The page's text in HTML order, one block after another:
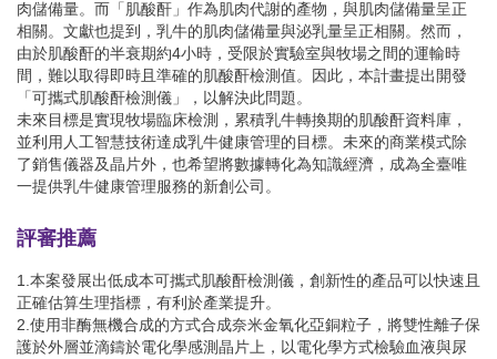
肉儲備量。而「肌酸酐」作為肌肉代謝的產物，與肌肉儲備量呈正
相關。文獻也提到，乳牛的肌肉儲備量與泌乳量呈正相關。然而，
由於肌酸酐的半衰期約4小時，受限於實驗室與牧場之間的運輸時
間，難以取得即時且準確的肌酸酐檢測值。因此，本計畫提出開發
「可攜式肌酸酐檢測儀」，以解決此問題。
未來目標是實現牧場臨床檢測，累積乳牛轉換期的肌酸酐資料庫，
並利用人工智慧技術達成乳牛健康管理的目標。未來的商業模式除
了銷售儀器及晶片外，也希望將數據轉化為知識經濟，成為全臺唯
一提供乳牛健康管理服務的新創公司。
評審推薦
1.本案發展出低成本可攜式肌酸酐檢測儀，創新性的產品可以快速且
正確估算生理指標，有利於產業提升。
2.使用非酶無機合成的方式合成奈米金氧化亞銅粒子，將雙性離子保
護於外層並滴鑄於電化學感測晶片上，以電化學方式檢驗血液與尿